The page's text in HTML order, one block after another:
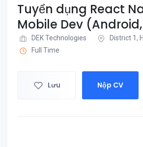
Tuyển dụng React
Mobile Dev (Android,
DEK Technologies
District 1,
Full Time
Lưu Nộp CV